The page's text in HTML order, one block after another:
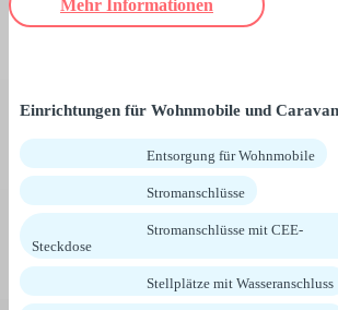
Mehr Informationen
Einrichtungen für Wohnmobile und
Entsorgung für Wohnmobile
Stromanschlüsse
Stromanschlüsse mit CEE-
Steckdose
Stellplätze mit Wasseranschluss